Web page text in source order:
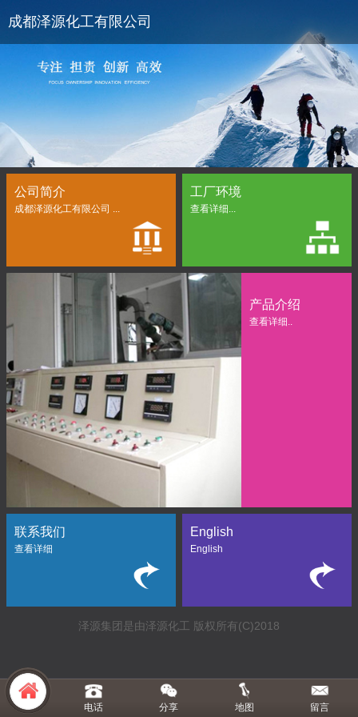
成都泽源化工有限公司
公司简介
成都泽源化工有限公司 ...
工厂环境
查看详细...
产品介绍
查看详细..
联系我们
查看详细
English
English
泽源集团是由泽源化工 版权所有(C)2018
电话 分享 地图 留言